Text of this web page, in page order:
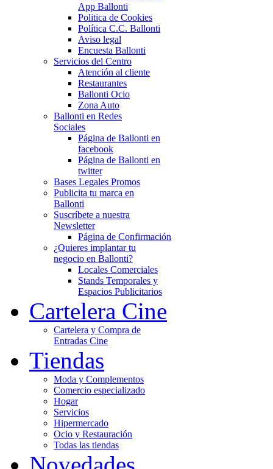
App Ballonti
Politica de Cookies
Política C.C. Ballonti
Aviso legal
Encuesta Ballonti
Servicios del Centro
Atención al cliente
Restaurantes
Ballonti Ocio
Zona Auto
Ballonti en Redes
Sociales
Página de Ballonti en
facebook
Página de Ballonti en
twitter
Bases Legales Promos
Publicita tu marca en
Ballonti
Suscríbete a nuestra
Newsletter
Página de Confirmación
¿Quieres implantar tu
negocio en Ballonti?
Locales Comerciales
Stands Temporales y
Espacios Publicitarios
Cartelera Cine
Cartelera y Compra de
Entradas Cine
Tiendas
Moda y Complementos
Comercio especializado
Hogar
Servicios
Hipermercado
Ocio y Restauración
Todas las tiendas